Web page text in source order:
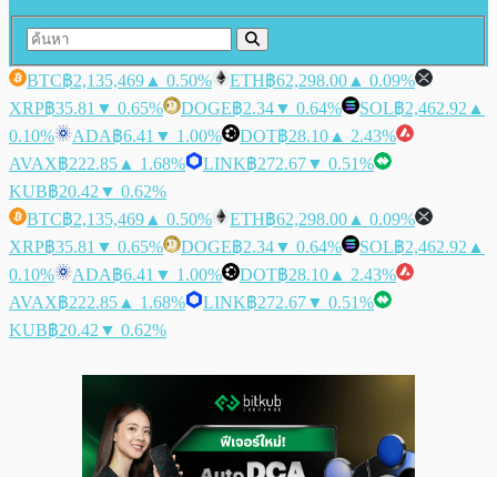
BTC฿2,135,469 ▲ 0.50% ETH฿62,298.00 ▲ 0.09%
XRP฿35.81 ▼ 0.65% DOGE฿2.34▼ 0.64% SOL฿2,462.92 ▲
0.10%
ADA฿6.41 ▼ 1.00% DOT฿28.10 ▲ 2.43%
AVAX฿222.85 ▲ 1.68% LINK฿272.67▼ 0.51%
KUB฿20.42 ▼ 0.62%
BTC฿2,135,469 ▲ 0.50% ETH฿62,298.00 ▲ 0.09%
XRP฿35.81 ▼ 0.65% DOGE฿2.34▼ 0.64% SOL฿2,462.92 ▲
0.10%
ADA฿6.41 ▼ 1.00% DOT฿28.10 ▲ 2.43%
AVAX฿222.85 ▲ 1.68% LINK฿272.67▼ 0.51%
KUB฿20.42 ▼ 0.62%